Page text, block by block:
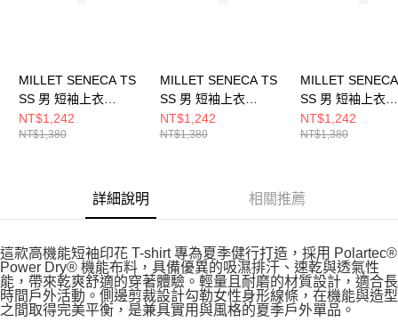
MILLET SENECA TS
SS 男 短袖上衣
MIV10801N0247
NT$1,242
NT$1,380
MILLET SENECA TS
SS 男 短袖上衣
MIV10801N7317
NT$1,242
NT$1,380
MILLET
SS 男 短袖上衣
MIV10801N7094
NT$1,242
NT$1,380
詳細說明 相關推薦
這款高機能短袖印花 T-shirt 專為夏季健行打造，採用 Polartec®
Power Dry® 機能布料，具備優異的吸濕排汗、速乾與透氣性
能，帶來乾爽舒適的穿著體驗。輕量且耐磨的材質設計，適合長
時間戶外活動。側邊剪裁設計勾勒女性身形線條，在機能與造型
之間取得完美平衡，是兼具實用與風格的夏季戶外單品。